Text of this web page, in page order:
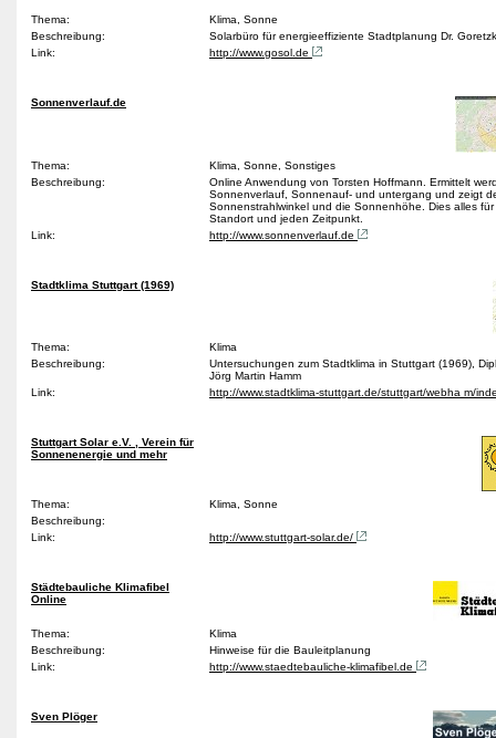
Thema:
Klima, Sonne
Beschreibung:
Solarbüro für energieeffiziente Stadtplanung Dr.
Link:
http://www.gosol.de
Sonnenverlauf.de
Thema:
Klima, Sonne, Sonstiges
Beschreibung:
Online Anwendung von Torsten Hoffmann. Ermittelt
Sonnenverlauf, Sonnenauf- und untergang und zeigt
Sonnenstrahlwinkel und die Sonnenhöhe. Dies alles
Standort und jeden Zeitpunkt.
Link:
http://www.sonnenverlauf.de
Stadtklima Stuttgart (1969)
Thema:
Klima
Beschreibung:
Untersuchungen zum Stadtklima in Stuttgart (1969),
Jörg Martin Hamm
Link:
http://www.stadtklima-stuttgart.de/stuttgart/webha m/
Stuttgart Solar e.V. , Verein für
Sonnenenergie und mehr
Thema:
Klima, Sonne
Beschreibung:
Link:
http://www.stuttgart-solar.de/
Städtebauliche Klimafibel
Online
Thema:
Klima
Beschreibung:
Hinweise für die Bauleitplanung
Link:
http://www.staedtebauliche-klimafibel.de
Sven Plöger